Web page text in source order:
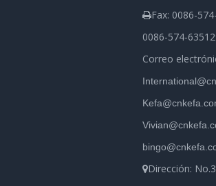
Fax: 0086-
0086-574-
Correo
Dirección: